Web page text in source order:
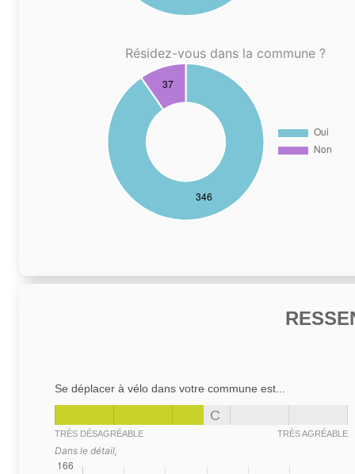
Résidez-vous dans la commune ?
Se déplacer à vélo dans votre commune est...
C
TRÈS DÉSAGRÉABLE TRÈS AGRÉABLE
Dans le détail,